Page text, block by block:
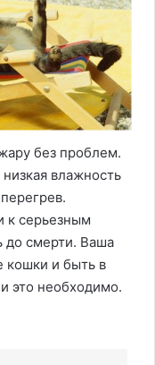
без проблем.
влажность
к серьезным
до смерти. Ваша
кошки и быть в
это необходимо.